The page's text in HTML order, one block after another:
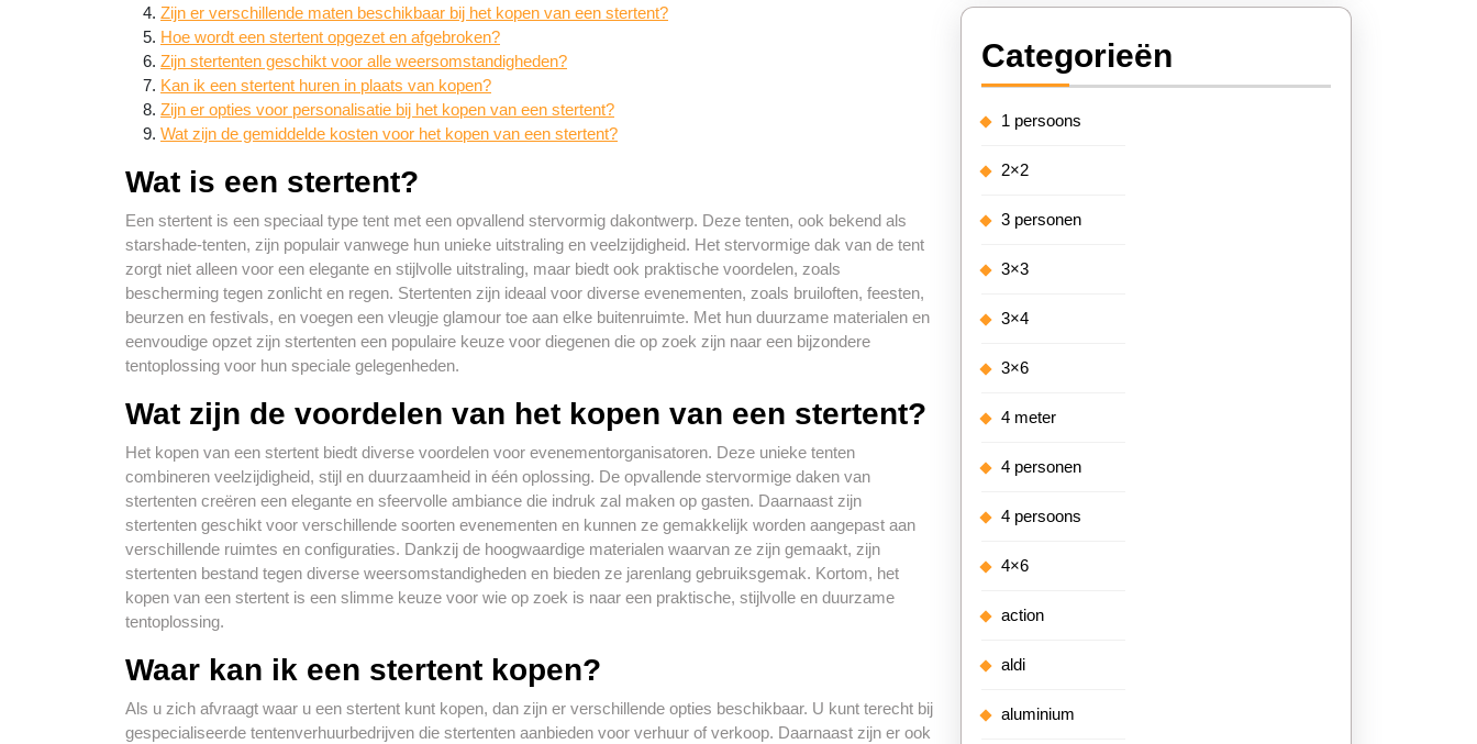
Zijn er verschillende maten beschikbaar bij het kopen van een stertent?
Hoe wordt een stertent opgezet en afgebroken?
Zijn stertenten geschikt voor alle weersomstandigheden?
Kan ik een stertent huren in plaats van kopen?
Zijn er opties voor personalisatie bij het kopen van een stertent?
Wat zijn de gemiddelde kosten voor het kopen van een stertent?
Wat is een stertent?
Een stertent is een speciaal type tent met een opvallend stervormig dakontwerp. Deze tenten, ook bekend als
starshade-tenten, zijn populair vanwege hun unieke uitstraling en veelzijdigheid. Het stervormige dak van de tent
zorgt niet alleen voor een elegante en stijlvolle uitstraling, maar biedt ook praktische voordelen, zoals
bescherming tegen zonlicht en regen. Stertenten zijn ideaal voor diverse evenementen, zoals bruiloften, feesten,
beurzen en festivals, en voegen een vleugje glamour toe aan elke buitenruimte. Met hun duurzame materialen en
eenvoudige opzet zijn stertenten een populaire keuze voor diegenen die op zoek zijn naar een bijzondere
tentoplossing voor hun speciale gelegenheden.
Wat zijn de voordelen van het kopen van een stertent?
Het kopen van een stertent biedt diverse voordelen voor evenementorganisatoren. Deze unieke tenten
combineren veelzijdigheid, stijl en duurzaamheid in één oplossing. De opvallende stervormige daken van
stertenten creëren een elegante en sfeervolle ambiance die indruk zal maken op gasten. Daarnaast zijn
stertenten geschikt voor verschillende soorten evenementen en kunnen ze gemakkelijk worden aangepast aan
verschillende ruimtes en configuraties. Dankzij de hoogwaardige materialen waarvan ze zijn gemaakt, zijn
stertenten bestand tegen diverse weersomstandigheden en bieden ze jarenlang gebruiksgemak. Kortom, het
kopen van een stertent is een slimme keuze voor wie op zoek is naar een praktische, stijlvolle en duurzame
tentoplossing.
Waar kan ik een stertent kopen?
Als u zich afvraagt waar u een stertent kunt kopen, dan zijn er verschillende opties beschikbaar. U kunt terecht bij
gespecialiseerde tentenverhuurbedrijven die stertenten aanbieden voor verhuur of verkoop. Daarnaast zijn er ook
Categorieën
1 persoons
2×2
3 personen
3×3
3×4
3×6
4 meter
4 personen
4 persoons
4×6
action
aldi
aluminium